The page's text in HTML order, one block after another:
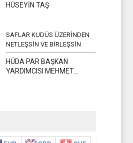
HÜSEYİN TAŞ
SAFLAR KUDÜS ÜZERİNDEN
NETLEŞSİN VE BİRLEŞSİN
HÜDA PAR BAŞKAN
YARDIMCISI MEHMET